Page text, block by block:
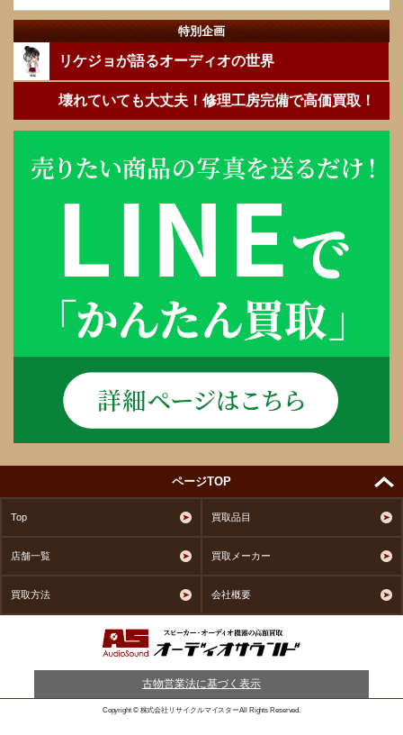
特別企画
リケジョが語るオーディオの世界
壊れていても大丈夫！修理工房完備で高価買取！
ページTOP
Top 買取品目
店舗一覧 買取メーカー
買取方法 会社概要
古物営業法に基づく表示
Copyright © 株式会社リサイクルマイスターAll Rights Reserved.